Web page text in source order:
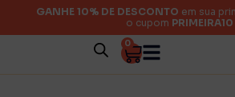
GANHE 10% DE DESCONTO em sua
o cupom PRIMEIRA10
0